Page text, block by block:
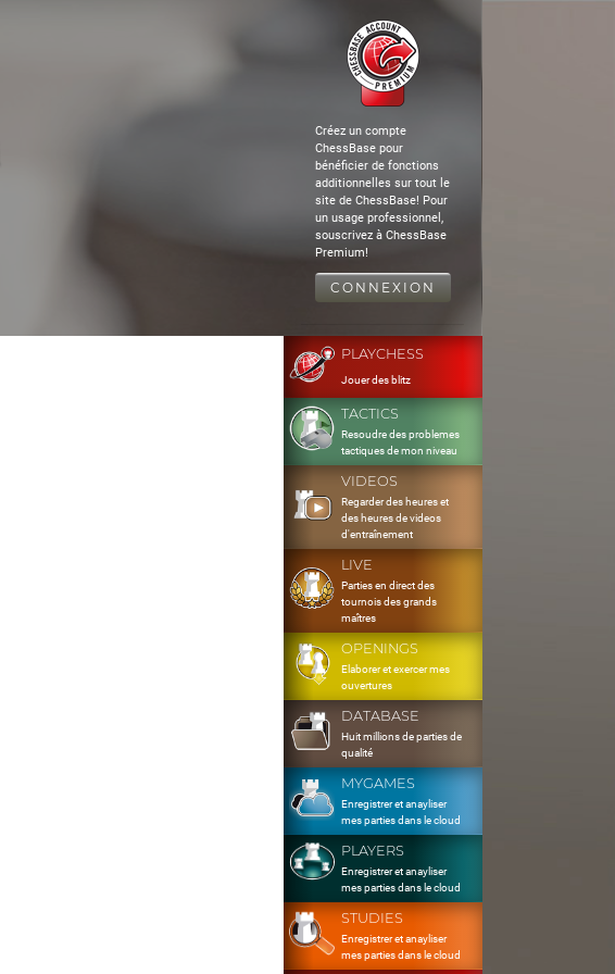
Créez un compte
ChessBase pour
bénéficier de fonctions
additionnelles sur tout le
site de ChessBase! Pour
un usage professionnel,
souscrivez à ChessBase
Premium!
CONNEXION
PLAYCHESS
Jouer des blitz
TACTICS
Resoudre des problemes
tactiques de mon niveau
VIDEOS
Regarder des heures et
des heures de videos
d'entraînement
LIVE
Parties en direct des
tournois des grands
maîtres
OPENINGS
Elaborer et exercer mes
ouvertures
DATABASE
Huit millions de parties de
qualité
MYGAMES
Enregistrer et anayliser
mes parties dans le cloud
PLAYERS
Enregistrer et anayliser
mes parties dans le cloud
STUDIES
Enregistrer et anayliser
mes parties dans le cloud